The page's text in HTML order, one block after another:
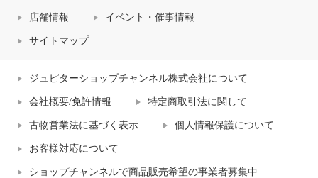
店舗情報 イベント・催事情報
サイトマップ
ジュピターショップチャンネル株式会社について
会社概要/免許情報 特定商取引法に関して
古物営業法に基づく表示 個人情報保護について
お客様対応について
ショップチャンネルで商品販売希望の事業者募集中